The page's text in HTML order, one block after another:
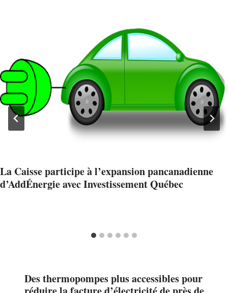
La Caisse participe à l’expansion pancanadienne
d’AddÉnergie avec Investissement Québec
Des thermopompes plus accessibles pour